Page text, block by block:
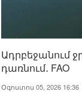
Ադրբեջանում
դառնում․ FAO
Օգոստոս 05, 2026 16:36